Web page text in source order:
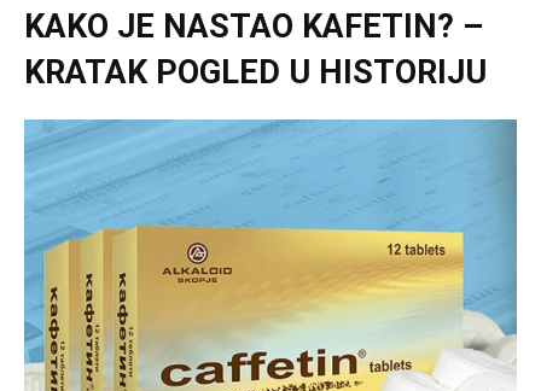
KAKO JE NASTAO KAFETIN? –
KRATAK POGLED U HISTORIJU